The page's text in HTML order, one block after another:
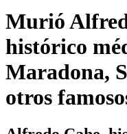
Murió
histórico
Maradona,
otros